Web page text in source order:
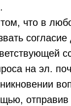
что в
на эл.